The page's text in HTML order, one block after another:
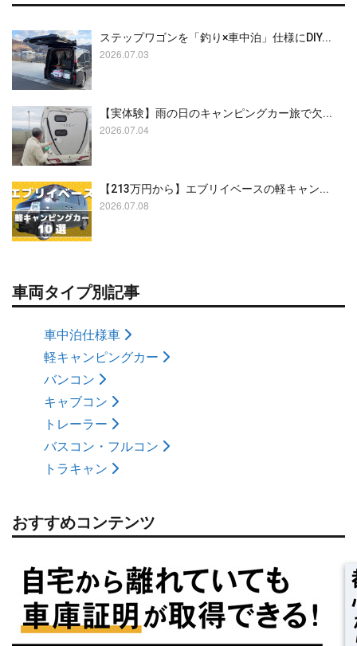
ステップワゴンを「釣り×車中泊」仕様にDIY...
2026.07.03
【実体験】雨の日のキャンピングカー旅で欠...
2026.07.04
【213万円から】エブリイベースの軽キャン...
2026.07.08
車両タイプ別記事
車中泊仕様車
軽キャンピングカー
バンコン
キャブコン
トレーラー
バスコン・フルコン
トラキャン
おすすめコンテンツ